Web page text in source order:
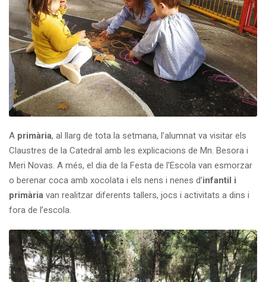
A primària, al llarg de tota la setmana, l’alumnat va visitar els
Claustres de la Catedral amb les explicacions de Mn. Besora i
Meri Novas. A més, el dia de la Festa de l’Escola van esmorzar
o berenar coca amb xocolata i els nens i nenes d’infantil i
primària van realitzar diferents tallers, jocs i activitats a dins i
fora de l’escola.